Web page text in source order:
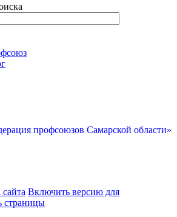
профсоюзов Самарской области»
Включить версию для
страницы